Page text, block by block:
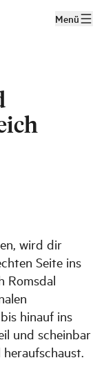
Menü
wird dir
Seite ins
Romsdal
hinauf ins
und scheinbar